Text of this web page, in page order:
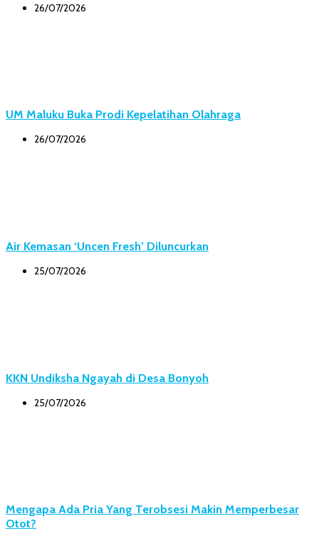
26/07/2026
UM Maluku Buka Prodi Kepelatihan Olahraga
26/07/2026
Air Kemasan ‘Uncen Fresh’ Diluncurkan
25/07/2026
KKN Undiksha Ngayah di Desa Bonyoh
25/07/2026
Mengapa Ada Pria Yang Terobsesi Makin Memperbesar
Otot?